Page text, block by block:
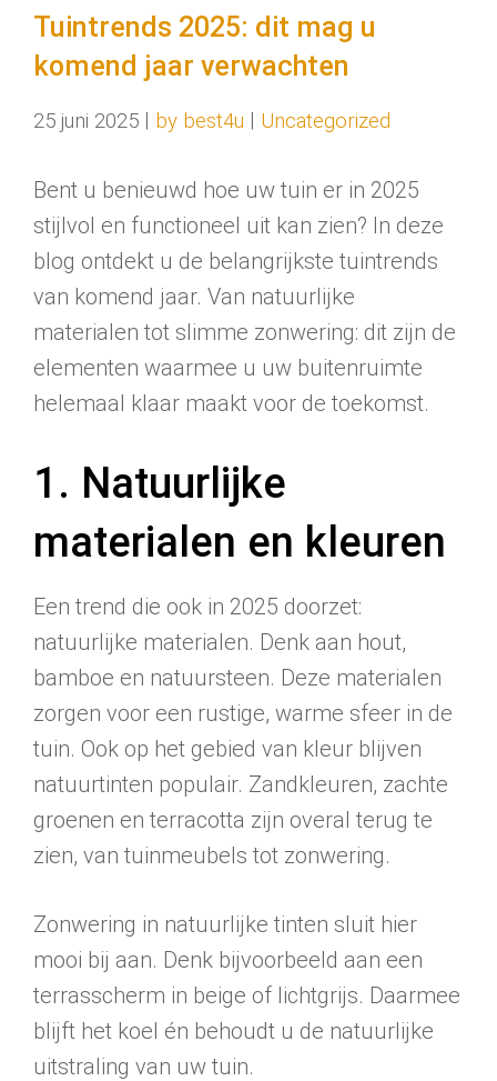
Tuintrends 2025: dit mag u
komend jaar verwachten
25 juni 2025 | by best4u | Uncategorized
Bent u benieuwd hoe uw tuin er in 2025
stijlvol en functioneel uit kan zien? In deze
blog ontdekt u de belangrijkste tuintrends
van komend jaar. Van natuurlijke
materialen tot slimme zonwering: dit zijn de
elementen waarmee u uw buitenruimte
helemaal klaar maakt voor de toekomst.
1. Natuurlijke
materialen en kleuren
Een trend die ook in 2025 doorzet:
natuurlijke materialen. Denk aan hout,
bamboe en natuursteen. Deze materialen
zorgen voor een rustige, warme sfeer in de
tuin. Ook op het gebied van kleur blijven
natuurtinten populair. Zandkleuren, zachte
groenen en terracotta zijn overal terug te
zien, van tuinmeubels tot zonwering.
Zonwering in natuurlijke tinten sluit hier
mooi bij aan. Denk bijvoorbeeld aan een
terrasscherm in beige of lichtgrijs. Daarmee
blijft het koel én behoudt u de natuurlijke
uitstraling van uw tuin.